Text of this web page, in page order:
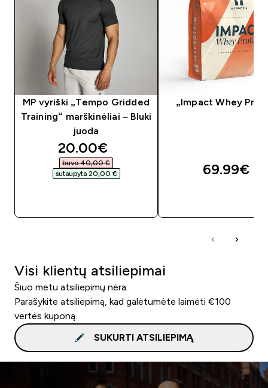
MP vyriški „Tempo Gridded
Training“ marškinėliai – Bluki
juoda
discounted price
20.00€‎
buvo 40,00 €‎
sutaupyta 20,00 €‎
„Impact Whey
69.99€‎
Visi klientų atsiliepimai
Šiuo metu atsiliepimų nėra.
Parašykite atsiliepimą, kad galėtumėte laimėti €100
vertės kuponą.
SUKURTI ATSILIEPIMĄ